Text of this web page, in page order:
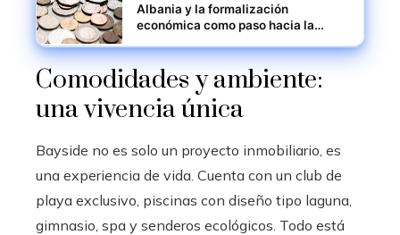
Albania y la formalización
económica como paso hacia la
Comodidades y ambiente:
una vivencia única
Bayside no es solo un proyecto inmobiliario, es
una experiencia de vida. Cuenta con un club de
playa exclusivo, piscinas con diseño tipo laguna,
gimnasio, spa y senderos ecológicos. Todo está